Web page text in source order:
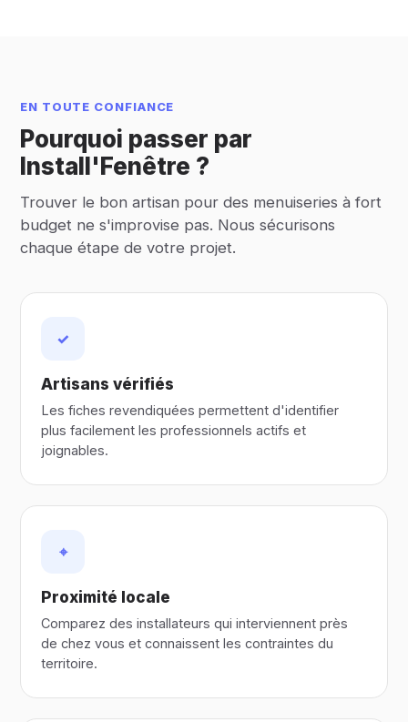
EN TOUTE CONFIANCE
Pourquoi passer par
Install'Fenêtre ?
Trouver le bon artisan pour des menuiseries à fort
budget ne s'improvise pas. Nous sécurisons
chaque étape de votre projet.
✓
Artisans vérifiés
Les fiches revendiquées permettent d'identifier
plus facilement les professionnels actifs et
joignables.
⌖
Proximité locale
Comparez des installateurs qui interviennent près
de chez vous et connaissent les contraintes du
territoire.